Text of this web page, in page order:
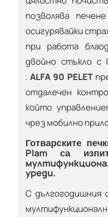
позволява
осигурявайки
при работа
двойно стъкло с
.ALFA 90 PELET
отдалечен
който
чрез мобилно
Готварските
Plam са
уреди.
С дългогодишния